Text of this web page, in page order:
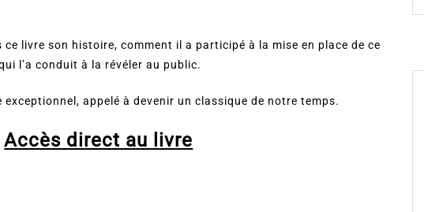
livre son histoire, comment il a participé à la mise en place de ce
l’a conduit à la révéler au public.
exceptionnel, appelé à devenir un classique de notre temps.
Accès direct au livre